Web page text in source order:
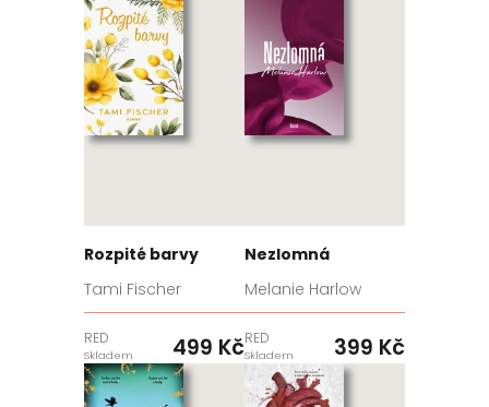
Rozpité barvy
Tami Fischer
RED
Skladem 499 Kč
Nezlomná
Melanie Harlow
RED
Skladem 399 Kč